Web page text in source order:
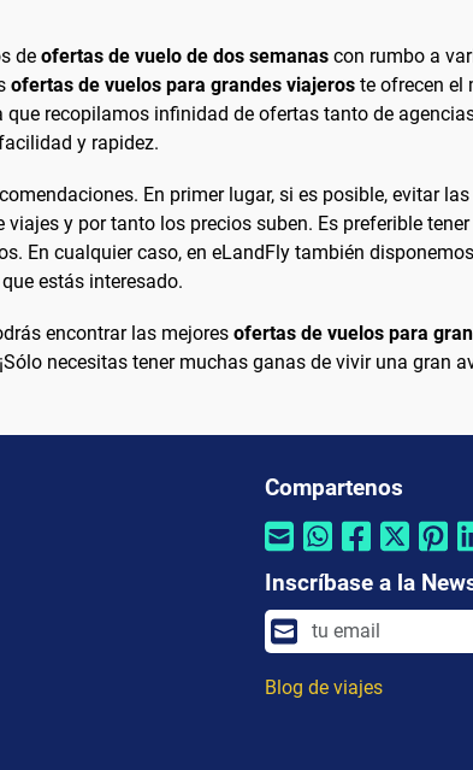
de ofertas de vuelo de dos semanas con rumbo a
ofertas de vuelos para grandes viajeros te ofrecen el
recopilamos infinidad de ofertas tanto de
y rapidez.
En primer lugar, si es posible, evitar
y por tanto los precios suben. Es preferible
En cualquier caso, en eLandFly también
estás interesado.
encontrar las mejores ofertas de vuelos para
necesitas tener muchas ganas de vivir una gran
Compartenos
Inscríbase a la
Blog de viajes